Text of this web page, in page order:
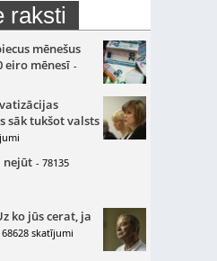
raksti
mēnešus
eiro mēnesī -
sāk tukšot valsts
nejūt - 78135
ko jūs cerat, ja
skatījumi